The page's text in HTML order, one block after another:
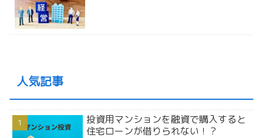
人気記事
投資用マンションを融資で購入すると
住宅ローンが借りられない！？